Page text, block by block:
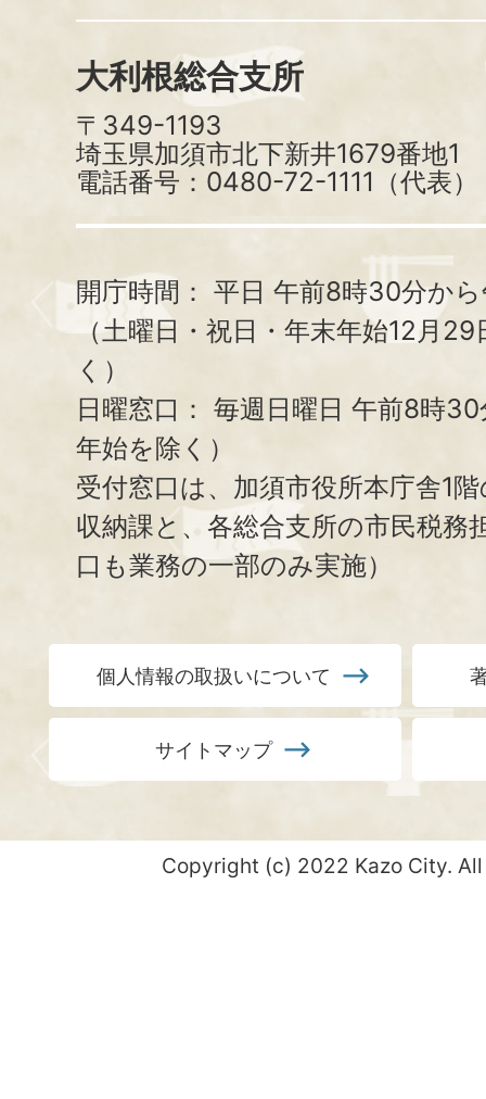
大利根総合支所
〒349-1193
埼玉県加須市北下新井1679番地1
電話番号：0480-72-1111（代表）
開庁時間： 平日 午前8時30分か
（土曜日・祝日・年末年始12月
く）
日曜窓口： 毎週日曜日 午前8時
年始を除く）
受付窓口は、加須市役所本庁舎1
収納課と、 各総合支所の市民税務
口も業務の一部のみ実施）
個人情報の取扱いについて
サイトマップ
Copyright (c) 2022 Kazo City.